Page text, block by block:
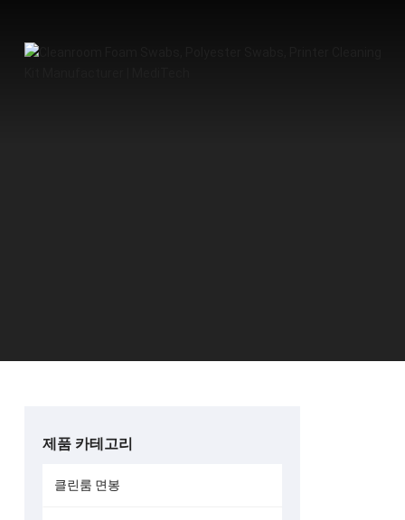
제품 카테고리
클린룸 면봉